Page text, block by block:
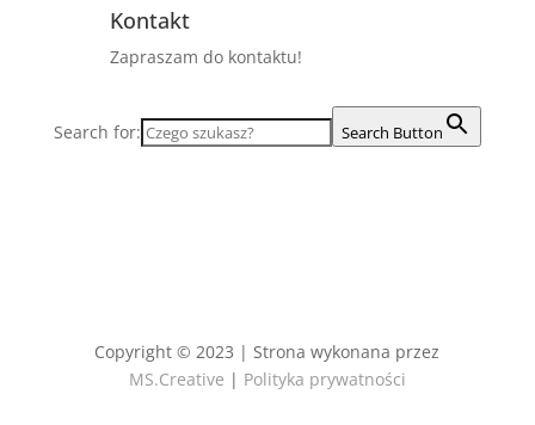
Kontakt
Zapraszam do kontaktu!
Search for: Search Button
Copyright © 2023 | Strona wykonana przez
MS.Creative | Polityka prywatności